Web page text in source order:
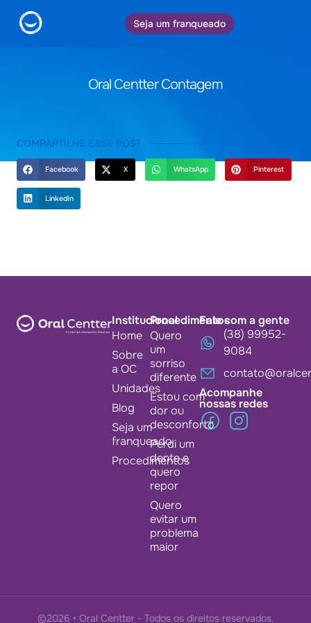
Seja um franqueado
Oral Centter Contagem
COMPARTILHE ESSE POST
Facebook X WhatsApp Pinterest
LinkedIn
Institucional
Home
Sobre
a OC
Unidades
Blog
Seja um
franqueado
Procedimentos
Procedimentos
Quero
um
sorriso
diferente
Estou com
dor ou
desconforto
Perdi um
dente e
quero
repor
Quero
evitar um
problema
maior
Fale com a gente
(38) 99952-
9084
Acompanhe
nossas redes
©2026 • Oral Centter - Todos os direitos reservados.